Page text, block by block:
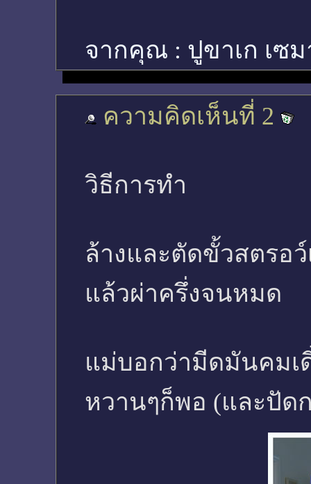
จากคุณ : ปูขาเก เซ
ความคิดเห็นที่ 2
วิธีการทำ
ล้างและตัดขั้วสตรอ
แล้วผ่าครึ่งจนหมด
แม่บอกว่ามีดมันคมเ
หวานๆก็พอ (และปัด